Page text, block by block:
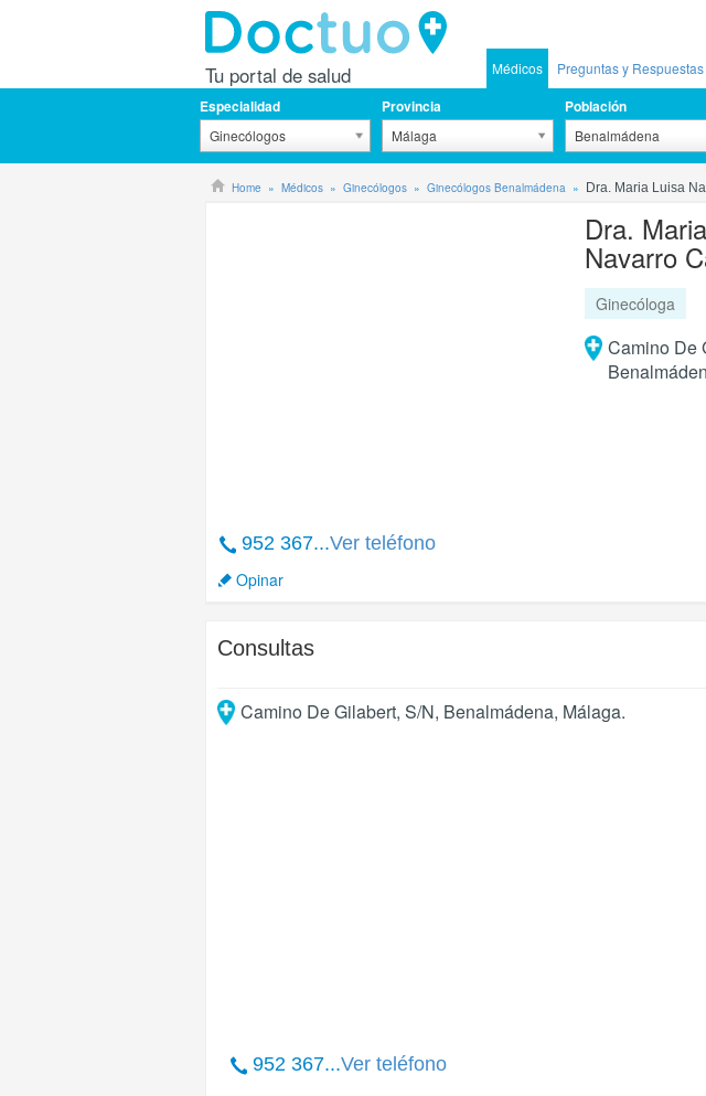
Tu portal de salud Médicos Preguntas y Respuestas
Especialidad
Ginecólogos
Provincia
Málaga
Población
Benalmádena
Home Médicos Ginecólogos Ginecólogos Benalmádena Dra. Maria Luisa
952 367...Ver teléfono
Opinar
Dra.
Navarro
Ginecóloga
Camino De
Consultas
Camino De Gilabert, S/N, Benalmádena, Málaga.
952 367...Ver teléfono